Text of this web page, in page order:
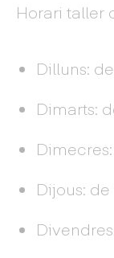
Horari taller
Dilluns:
Dimarts:
Dijous: